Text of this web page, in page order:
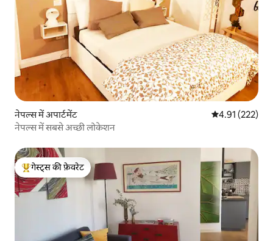
नेपल्स में अपार्टमेंट औसत रेटिंग 5 में से
4.91 (222)
नेपल्स में सबसे अच्छी लोकेशन
गेस्ट्स का टॉप फ़ेवरेट
गेस्ट्स की फ़ेवरेट